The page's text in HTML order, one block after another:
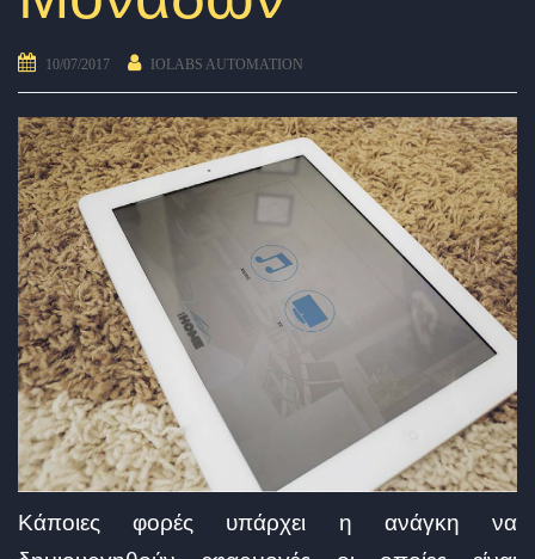
10/07/2017 IOLABS AUTOMATION
Κάποιες φορές υπάρχει η ανάγκη να